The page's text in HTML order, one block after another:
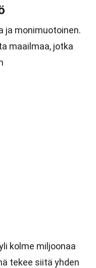
ja monimuotoinen.
maailmaa, jotka
kolme miljoonaa
tekee siitä yhden